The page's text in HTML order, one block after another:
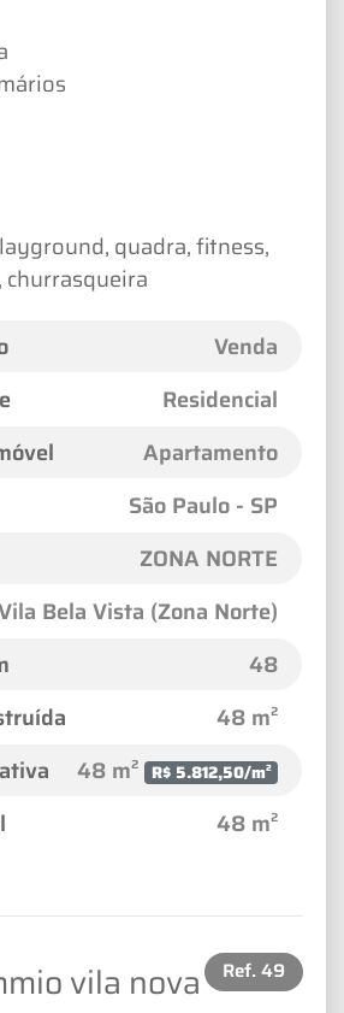
quadra, fitness,
churrasqueira
Venda
Residencial
Apartamento
São Paulo - SP
ZONA NORTE
Bela Vista (Zona Norte)
48
48 m²
48 m² R$ 5.812,50/m²
48 m²
vila nova Ref. 49